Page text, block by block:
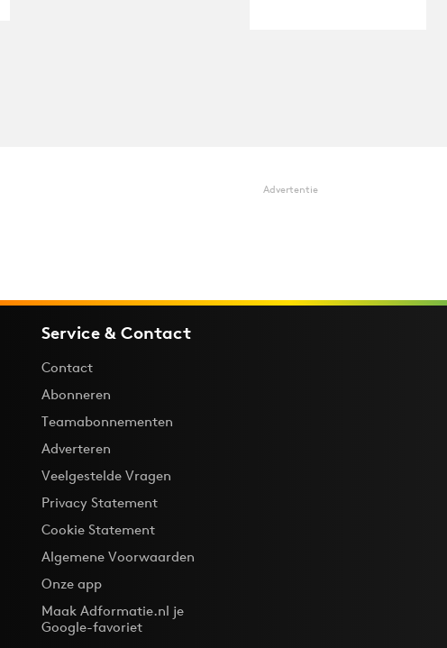
Advertentie
Service & Contact
Contact
Abonneren
Teamabonnementen
Adverteren
Veelgestelde Vragen
Privacy Statement
Cookie Statement
Algemene Voorwaarden
Onze app
Maak Adformatie.nl je
Google-favoriet